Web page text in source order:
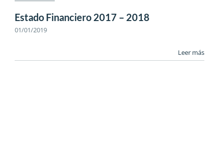
Estado Financiero 2017 – 2018
01/01/2019
Leer más